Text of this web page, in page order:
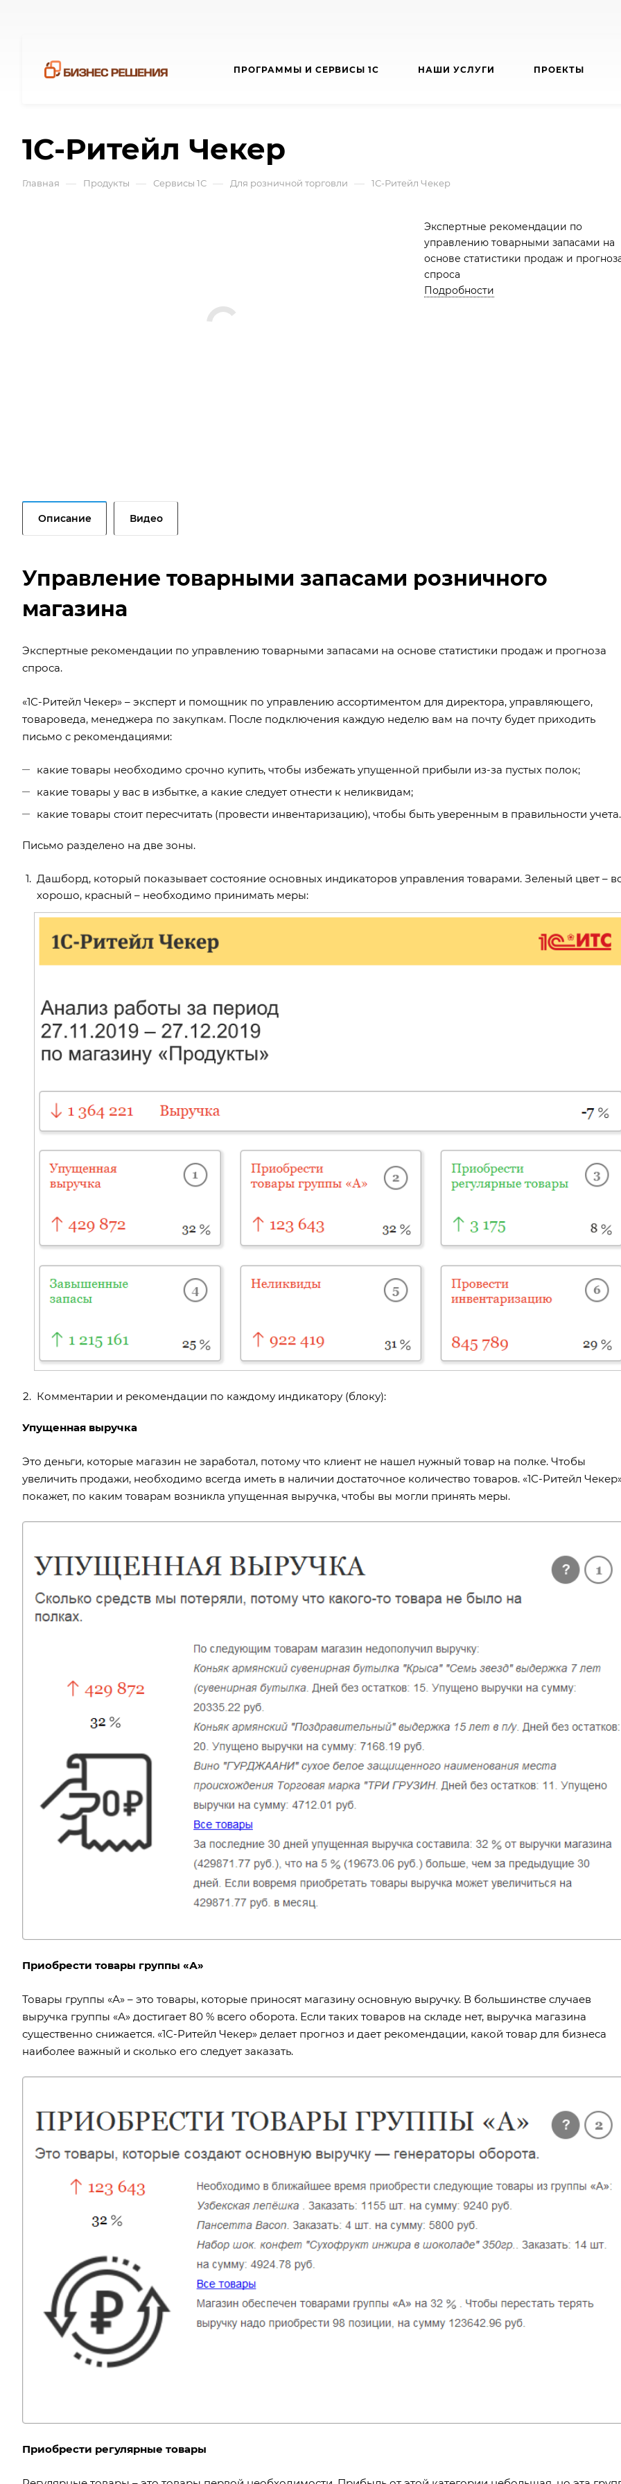
ПРОГРАММЫ И СЕРВИСЫ 1С НАШИ УСЛУГИ ПРОЕКТЫ
1С-Ритейл Чекер
Главная — Продукты — Сервисы 1С — Для розничной торговли — 1С-Ритейл Чекер
Экспертные рекомендации по
управлению товарными запасами на
основе статистики продаж и
спроса
Подробности
Описание Видео
Управление товарными запасами розничного
магазина
Экспертные рекомендации по управлению товарными запасами на основе статистики продаж и прогноза
спроса.
«1С-Ритейл Чекер» – эксперт и помощник по управлению ассортиментом для директора, управляющего,
товароведа, менеджера по закупкам. После подключения каждую неделю вам на почту будет приходить
письмо с рекомендациями:
какие товары необходимо срочно купить, чтобы избежать упущенной прибыли из-за пустых полок;
какие товары у вас в избытке, а какие следует отнести к неликвидам;
какие товары стоит пересчитать (провести инвентаризацию), чтобы быть уверенным в правильности учета.
Письмо разделено на две зоны.
Дашборд, который показывает состояние основных индикаторов управления товарами. Зеленый цвет –
хорошо, красный – необходимо принимать меры:
Комментарии и рекомендации по каждому индикатору (блоку):
Упущенная выручка
Это деньги, которые магазин не заработал, потому что клиент не нашел нужный товар на полке. Чтобы
увеличить продажи, необходимо всегда иметь в наличии достаточное количество товаров. «1С-Ритейл
покажет, по каким товарам возникла упущенная выручка, чтобы вы могли принять меры.
Приобрести товары группы «А»
Товары группы «А» – это товары, которые приносят магазину основную выручку. В большинстве случаев
выручка группы «А» достигает 80 % всего оборота. Если таких товаров на складе нет, выручка магазина
существенно снижается. «1С-Ритейл Чекер» делает прогноз и дает рекомендации, какой товар для бизнеса
наиболее важный и сколько его следует заказать.
Приобрести регулярные товары